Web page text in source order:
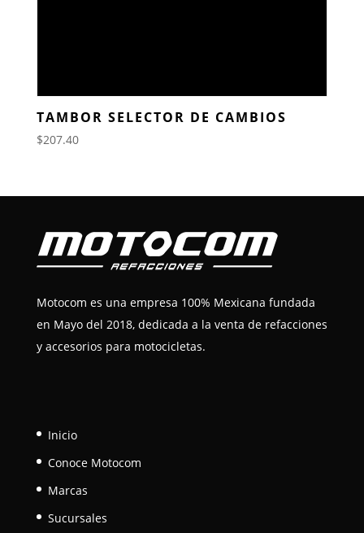
TAMBOR SELECTOR DE CAMBIOS
$207.40
Motocom es una empresa 100% Mexicana fundada
en Mayo del 2018, dedicada a la venta de refacciones
y accesorios para motocicletas.
Inicio
Conoce Motocom
Marcas
Sucursales